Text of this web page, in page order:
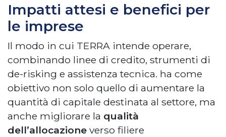
Impatti attesi e benefici per
le imprese
Il modo in cui TERRA intende operare,
combinando linee di credito, strumenti di
de-risking e assistenza tecnica. ha come
obiettivo non solo quello di aumentare la
quantità di capitale destinata al settore, ma
anche migliorare la qualità
dell’allocazione verso filiere